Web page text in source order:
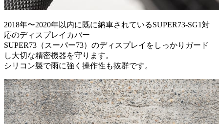
2018年〜2020年以内に既に納車されているSUPER73-SG1対
応のディスプレイカバー
SUPER73（スーパー73）のディスプレイをしっかりガード
し大切な精密機器を守ります。
シリコン製で雨に強く操作性も抜群です。